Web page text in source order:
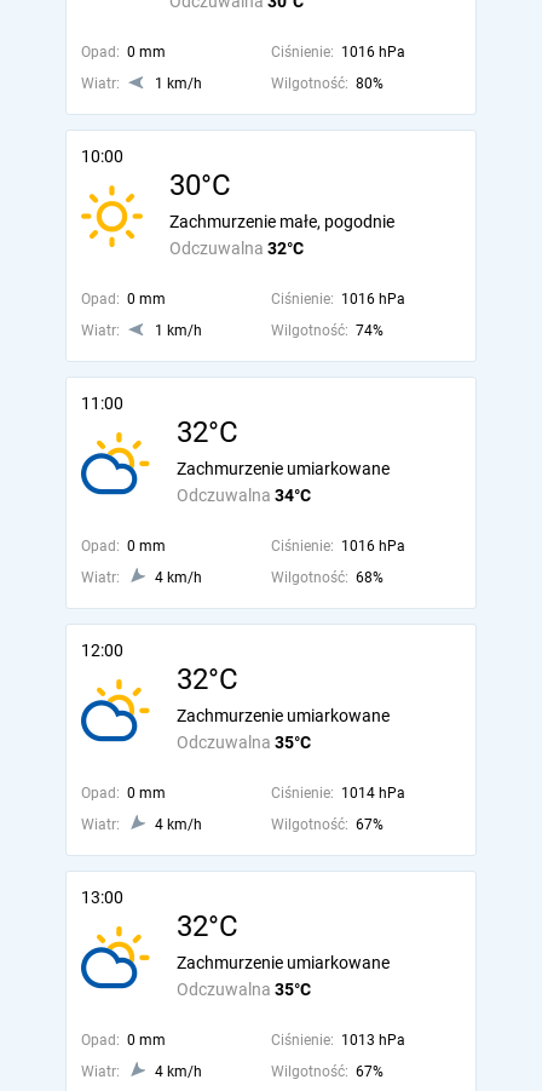
Opad: 0 mm Ciśnienie: 1016 hPa
Wiatr:
1 km/h Wilgotność: 80%
10:00
30°C
Odczuwalna 32°C
Zachmurzenie małe, pogodnie
Opad: 0 mm Ciśnienie: 1016 hPa
Wiatr:
1 km/h Wilgotność: 74%
11:00
32°C
Odczuwalna 34°C
Zachmurzenie umiarkowane
Opad: 0 mm Ciśnienie: 1016 hPa
Wiatr:
4 km/h Wilgotność: 68%
12:00
32°C
Odczuwalna 35°C
Zachmurzenie umiarkowane
Opad: 0 mm Ciśnienie: 1014 hPa
Wiatr:
4 km/h Wilgotność: 67%
13:00
32°C
Odczuwalna 35°C
Zachmurzenie umiarkowane
Opad: 0 mm Ciśnienie: 1013 hPa
Wiatr:
4 km/h Wilgotność: 67%